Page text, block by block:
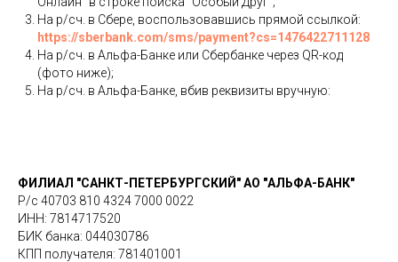
На р/сч. в Сбере, воспользовавшись прямой ссылкой:
https://sberbank.com/sms/payment?cs=1476422711128
На р/сч. в Альфа-Банке или Сбербанке через QR-код
(фото ниже);
На р/сч. в Альфа-Банке, вбив реквизиты вручную:
ФИЛИАЛ "САНКТ-ПЕТЕРБУРГСКИЙ" АО "АЛЬФА-БАНК"
Р/с 40703 810 4324 7000 0022
ИНН: 7814717520
БИК банка: 044030786
КПП получателя: 781401001